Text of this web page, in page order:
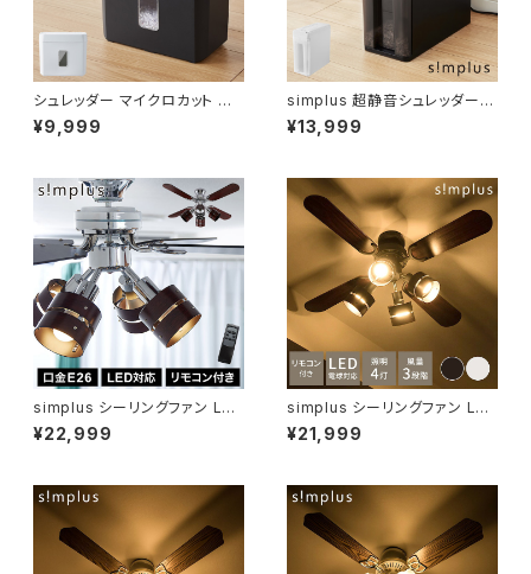
シュレッダー マイクロカット 定
格5枚 最大6枚同時細断 電動
小型 家用 オフィス 卓上 コンパ
シンプラス SP-SRD02【送料無
¥9,999
simplus 超静音シュレッダー
シュレッダー機 マイクロカット
電動 ホッチキス対応 家用 オフ
ド CD/DVD 7.5L シンプラス S
P-SRD03
¥13,999
simplus シーリングファン LED
対応 照明4灯 リモコン操作 風
量3段階 天井照明 8畳 10畳 12
メタリック led SP-SLF01 シン
プラス
¥22,999
simplus シーリングファン LED
対応 照明4灯 リモコン操作 風
量3段階 天井照明 8畳 10畳 12
ン ナチュラル led SP-SLF01
シンプラス
¥21,999